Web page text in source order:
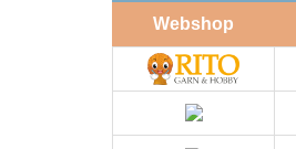
Webshop